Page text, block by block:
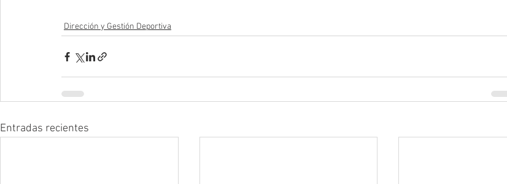
Dirección y Gestión Deportiva
Entradas recientes